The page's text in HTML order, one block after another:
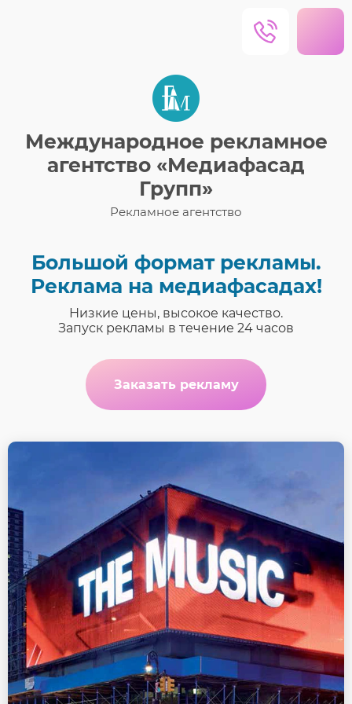
Международное рекламное
агентство «Медиафасад
Групп»
Рекламное агентство
Большой формат рекламы.
Реклама на медиафасадах!
Низкие цены, высокое качество.
Запуск рекламы в течение 24 часов
Заказать рекламу